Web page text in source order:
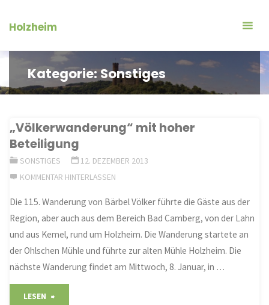
InhaltHolzheim
Kategorie:Sonstiges
„Völkerwanderung“ mit hoher
Beteiligung
SONSTIGES
12. DEZEMBER 2013
KOMMENTAR HINTERLASSEN
Die 115. Wanderung von Bärbel Völker führte die Gäste aus der
Region, aber auch aus dem Bereich Bad Camberg, von der Lahn
und aus Kemel, rund um Holzheim. Die Wanderung startete an
der Ohlschen Mühle und führte zur alten Mühle Holzheim. Die
nächste Wanderung findet am Mittwoch, 8. Januar, in …
LESEN